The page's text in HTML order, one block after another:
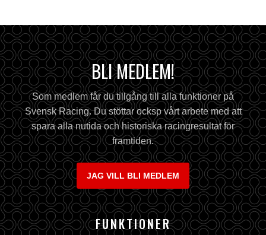
BLI MEDLEM!
Som medlem får du tillgång till alla funktioner på
Svensk Racing. Du stöttar ocksp vårt arbete med att
spara alla nutida och historiska racingresultat för
framtiden.
JAG VILL BLI MEDLEM
FUNKTIONER